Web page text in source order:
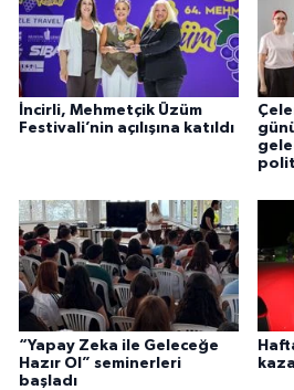
İncirli, Mehmetçik Üzüm
Festivali’nin açılışına katıldı
“Yapay Zeka ile Geleceğe
Hazır Ol” seminerleri
başladı